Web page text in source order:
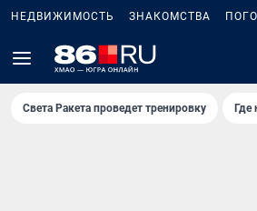
НЕДВИЖИМОСТЬ ЗНАКОМСТВА
Света Ракета проведет тренировку Где